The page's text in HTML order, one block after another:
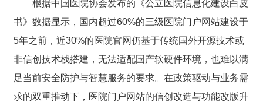
根据中国医院协会发布的《公立医院信息化建设白皮
书》数据显示，国内超过60%的三级医院门户网站建设于
5年之前，近30%的医院官网仍基于传统国外开源技术或
非信创技术栈搭建，无法适配国产软硬件环境，也难以满
足当前安全防护与智慧服务的要求。在政策驱动与业务需
求的双重推动下，医院门户网站的信创改造与功能改版升